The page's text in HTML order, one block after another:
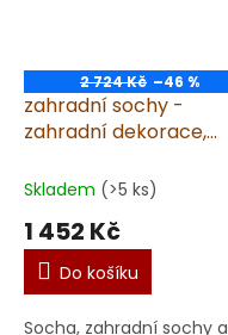
2 724 Kč –46 %
zahradní sochy -
zahradní dekorace,
42cm
Skladem (>5 ks)
1 452 Kč
Do košíku
Socha, zahradní sochy a